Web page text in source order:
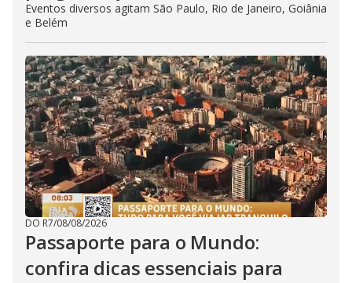
Eventos diversos agitam São Paulo, Rio de Janeiro, Goiânia
e Belém
DO R7/08/08/2026
Passaporte para o Mundo:
confira dicas essenciais para